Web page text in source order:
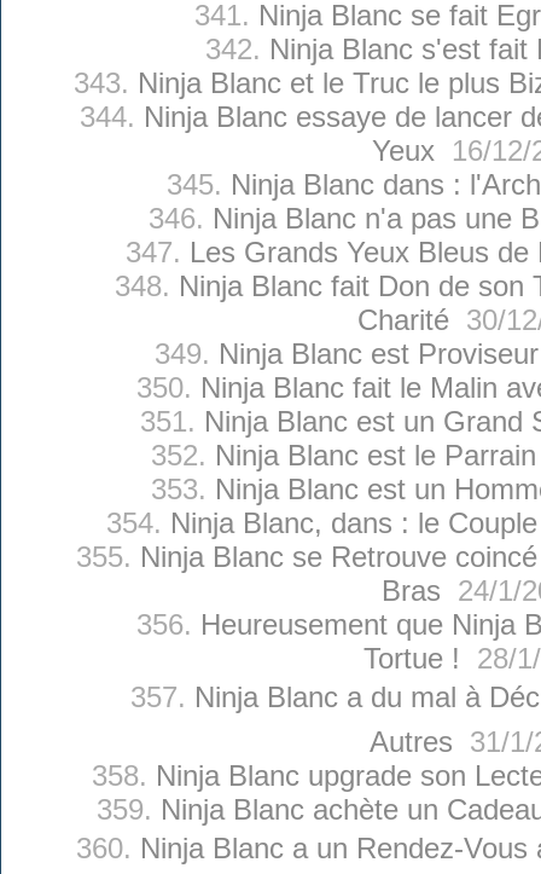
341. Ninja Blanc se fait
342. Ninja Blanc s'est fait
343. Ninja Blanc et le Truc le plus
344. Ninja Blanc essaye de lancer
Yeux 16/12/
345. Ninja Blanc dans :
346. Ninja Blanc n'a pas une
347. Les Grands Yeux Bleus de
348. Ninja Blanc fait Don de son
Charité 30/
349. Ninja Blanc est
350. Ninja Blanc fait le Malin
351. Ninja Blanc est un Grand
352. Ninja Blanc est le
353. Ninja Blanc est un
354. Ninja Blanc, dans : le
355. Ninja Blanc se Retrouve
Bras 24/1/
356. Heureusement que Ninja
Tortue ! 28/
357. Ninja Blanc a du mal à
Autres 31/1/
358. Ninja Blanc upgrade son
359. Ninja Blanc achète un
360. Ninja Blanc a un Rendez-Vous